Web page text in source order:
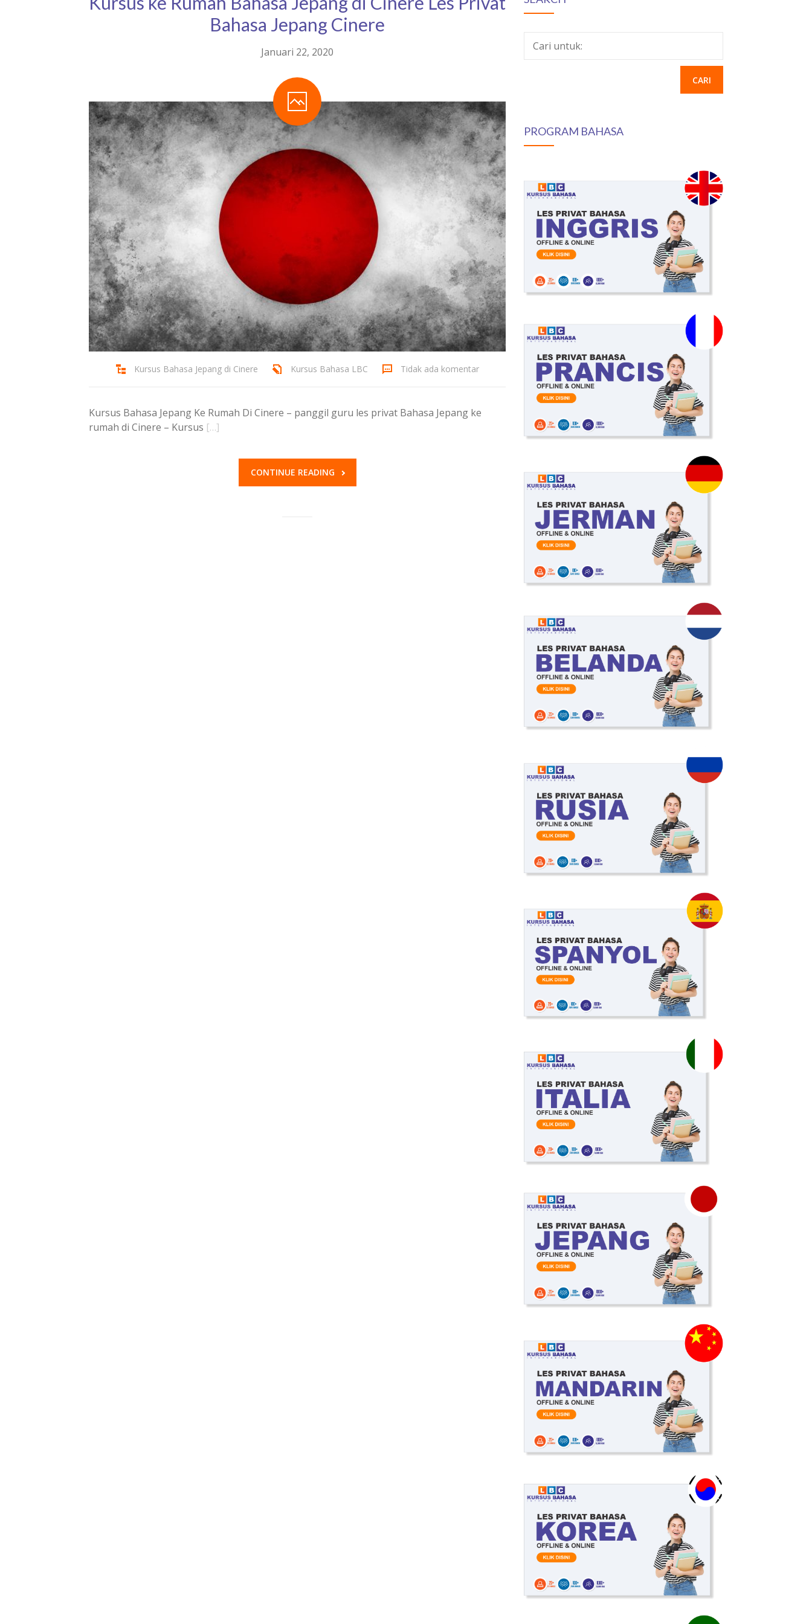
Bahasa Jepang Cinere
Januari 22, 2020
Kursus Bahasa Jepang di Cinere Kursus Bahasa LBC Tidak ada komentar
Kursus Bahasa Jepang Ke Rumah Di Cinere – panggil guru les privat Bahasa Jepang ke
rumah di Cinere – Kursus […]
CONTINUE READING
Cari untuk:
PROGRAM BAHASA